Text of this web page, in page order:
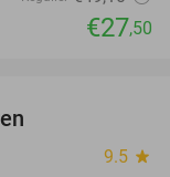
€27,50
9.5 star